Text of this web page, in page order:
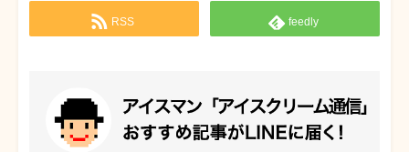
RSS feedly